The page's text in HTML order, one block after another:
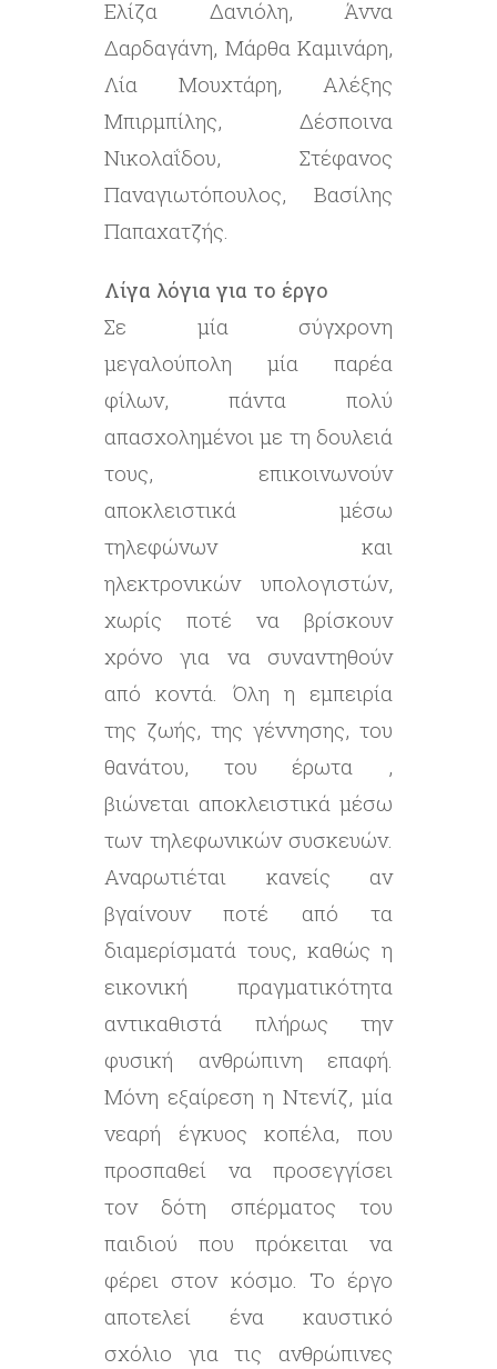
Ελίζα Δανιόλη, Άννα
Δαρδαγάνη, Μάρθα Καμινάρη,
Λία Μουχτάρη, Αλέξης
Μπιρμπίλης, Δέσποινα
Νικολαΐδου, Στέφανος
Παναγιωτόπουλος, Βασίλης
Παπαχατζής.
Λίγα λόγια για το έργο
Σε μία σύγχρονη
μεγαλούπολη μία παρέα
φίλων, πάντα πολύ
απασχολημένοι με τη δουλειά
τους, επικοινωνούν
αποκλειστικά μέσω
τηλεφώνων και
ηλεκτρονικών υπολογιστών,
χωρίς ποτέ να βρίσκουν
χρόνο για να συναντηθούν
από κοντά. Όλη η εμπειρία
της ζωής, της γέννησης, του
θανάτου, του έρωτα ,
βιώνεται αποκλειστικά μέσω
των τηλεφωνικών συσκευών.
Αναρωτιέται κανείς αν
βγαίνουν ποτέ από τα
διαμερίσματά τους, καθώς η
εικονική πραγματικότητα
αντικαθιστά πλήρως την
φυσική ανθρώπινη επαφή.
Μόνη εξαίρεση η Ντενίζ, μία
νεαρή έγκυος κοπέλα, που
προσπαθεί να προσεγγίσει
τον δότη σπέρματος του
παιδιού που πρόκειται να
φέρει στον κόσμο. Το έργο
αποτελεί ένα καυστικό
σχόλιο για τις ανθρώπινες